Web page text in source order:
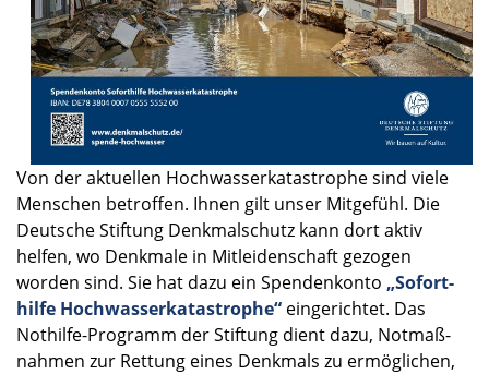
Von der aktuel­len Hochwas­ser­ka­ta­stro­phe sind viele
Menschen betrof­fen. Ihnen gilt unser Mitge­fühl. Die
Deutsche Stiftung Denkmal­schutz kann dort aktiv
helfen, wo Denkmale in Mitlei­den­schaft gezogen
worden sind. Sie hat dazu ein Spenden­konto „Sofort­
hilfe Hochwas­ser­ka­ta­stro­phe“ einge­rich­tet. Das
Nothilfe-Programm der Stiftung dient dazu, Notmaß­
nah­men zur Rettung eines Denkmals zu ermög­li­chen,